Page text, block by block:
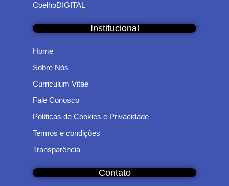
CoelhoDIGITAL
Institucional
Home
Sobre Nós
Curriculum Vitae
Fale Conosco
Políticas de Cookies e Privacidade
Termos e condições
Transparência
Contato